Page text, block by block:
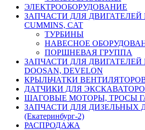
ЭЛЕКТРООБОРУДОВАНИЕ
ЗАПЧАСТИ ДЛЯ ДВИГАТЕЛЕЙ
CUMMINS, CAT
ТУРБИНЫ
НАВЕСНОЕ
ПОРШНЕВАЯ ГРУППА
ЗАПЧАСТИ ДЛЯ ДВИГАТЕЛЕЙ
DOOSAN, DEVELON
КРЫЛЬЧАТКИ
ДАТЧИКИ ДЛЯ
ШАГОВЫЕ МОТОРЫ, ТРОСЫ
ЗАПЧАСТИ ДЛЯ ДИЗЕЛЬНЫХ
(Екатеринбург-2)
РАСПРОДАЖА